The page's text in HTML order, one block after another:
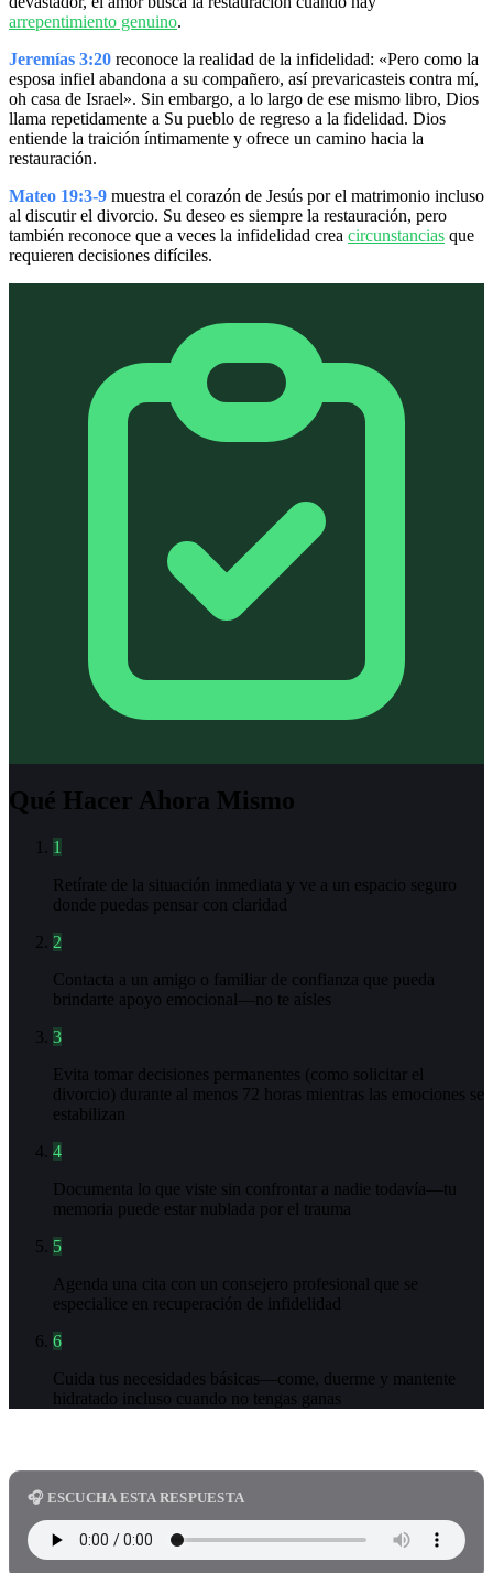
arrepentimiento genuino.
Jeremías 3:20 reconoce la realidad de la infidelidad: «Pero como la
esposa infiel abandona a su compañero, así prevaricasteis contra mí,
oh casa de Israel». Sin embargo, a lo largo de ese mismo libro, Dios
llama repetidamente a Su pueblo de regreso a la fidelidad. Dios
entiende la traición íntimamente y ofrece un camino hacia la
restauración.
Mateo 19:3-9 muestra el corazón de Jesús por el matrimonio incluso
al discutir el divorcio. Su deseo es siempre la restauración, pero
también reconoce que a veces la infidelidad crea circunstancias que
requieren decisiones difíciles.
Qué Hacer Ahora Mismo
1
Retírate de la situación inmediata y ve a un espacio seguro
donde puedas pensar con claridad
2
Contacta a un amigo o familiar de confianza que pueda
brindarte apoyo emocional—no te aísles
3
Evita tomar decisiones permanentes (como solicitar el
divorcio) durante al menos 72 horas mientras las emociones se
estabilizan
4
Documenta lo que viste sin confrontar a nadie todavía—tu
memoria puede estar nublada por el trauma
5
Agenda una cita con un consejero profesional que se
especialice en recuperación de infidelidad
6
Cuida tus necesidades básicas—come, duerme y mantente
hidratado incluso cuando no tengas ganas
🎧 ESCUCHA ESTA RESPUESTA